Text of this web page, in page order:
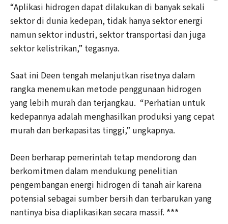
“Aplikasi hidrogen dapat dilakukan di banyak sekali
sektor di dunia kedepan, tidak hanya sektor energi
namun sektor industri, sektor transportasi dan juga
sektor kelistrikan,” tegasnya.
Saat ini Deen tengah melanjutkan risetnya dalam
rangka menemukan metode penggunaan hidrogen
yang lebih murah dan terjangkau. “Perhatian untuk
kedepannya adalah menghasilkan produksi yang cepat
murah dan berkapasitas tinggi,” ungkapnya.
Deen berharap pemerintah tetap mendorong dan
berkomitmen dalam mendukung penelitian
pengembangan energi hidrogen di tanah air karena
potensial sebagai sumber bersih dan terbarukan yang
nantinya bisa diaplikasikan secara massif. ***